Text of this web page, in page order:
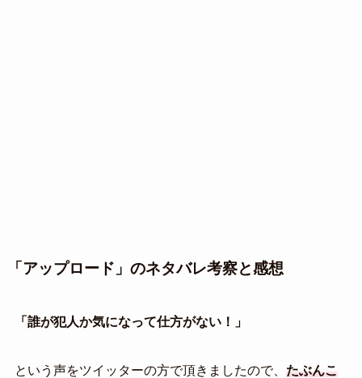
「アップロード」のネタバレ考察と感想
「誰が犯人か気になって仕方がない！」
という声をツイッターの方で頂きましたので、 たぶんこ